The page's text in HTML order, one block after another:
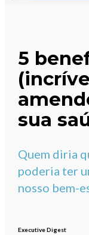
5
sua
Quem diria
poderia ter
nosso bem-
Executive Digest